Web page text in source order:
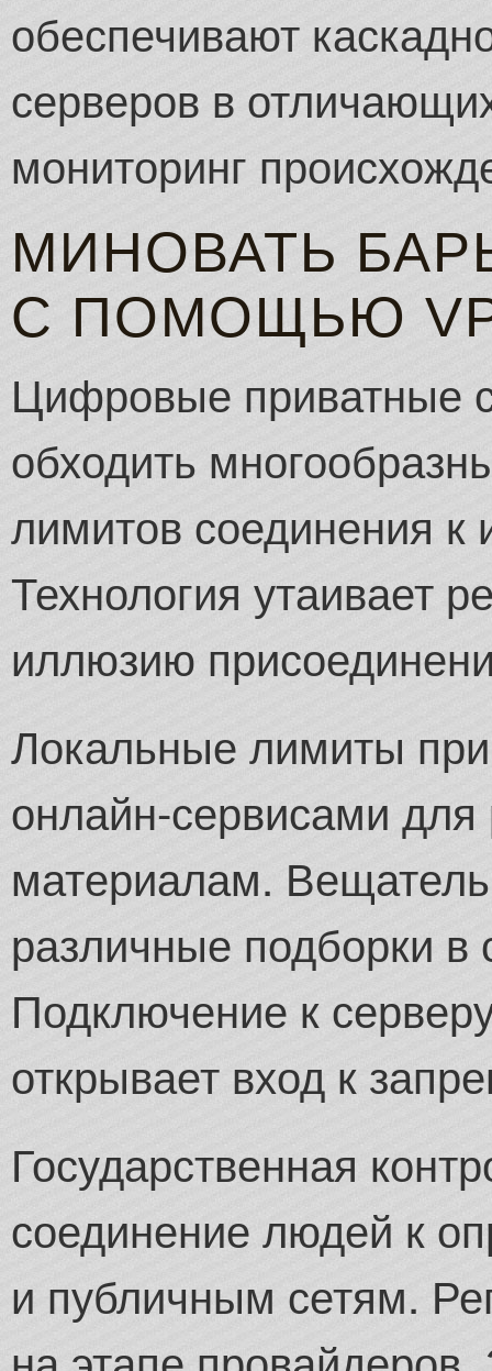
обеспечивают
серверов в
мониторинг
МИНОВАТЬ
С ПОМОЩЬЮ
Цифровые приватные
обходить
лимитов соединения к
Технология утаивает
иллюзию
Локальные лимиты
онлайн-сервисами для
материалам.
различные подборки в
Подключение к
открывает вход к
Государственная
соединение людей к
и публичным сетям.